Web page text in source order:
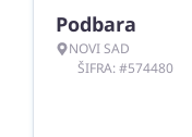
Podbara
NOVI SAD
ŠIFRA: #574480